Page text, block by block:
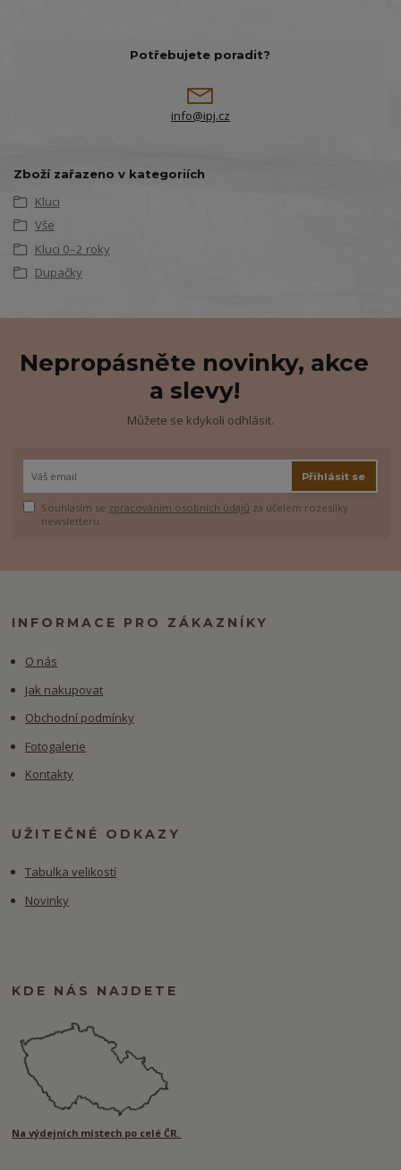
Potřebujete poradit?
info@ipj.cz
Zboží zařazeno v kategoriích
Kluci
Vše
Kluci 0–2 roky
Dupačky
Nepropásněte novinky, akce
a slevy!
Můžete se kdykoli odhlásit.
Přihlásit se
Souhlasím se zpracováním osobních údajů za účelem rozesílky
newsletteru.
INFORMACE PRO ZÁKAZNÍKY
O nás
Jak nakupovat
Obchodní podmínky
Fotogalerie
Kontakty
UŽITEČNÉ ODKAZY
Tabulka velikostí
Novinky
KDE NÁS NAJDETE
Na výdejních místech po celé ČR.